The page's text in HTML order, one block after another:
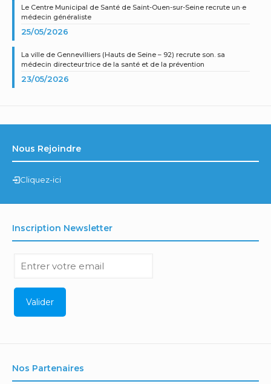
Le Centre Municipal de Santé de Saint-Ouen-sur-Seine recrute un·e
médecin généraliste
25/05/2026
La ville de Gennevilliers (Hauts de Seine – 92) recrute son. sa
médecin directeur.trice de la santé et de la prévention
23/05/2026
Nous Rejoindre
Cliquez-ici
Inscription Newsletter
Nos Partenaires